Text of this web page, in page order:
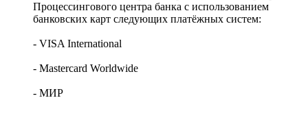
Процессингового центра банка с использованием
банковских карт следующих платёжных систем:
- VISA International
- Mastercard Worldwide
- МИР